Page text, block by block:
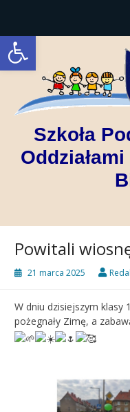
Open toolbar
Szkoła
Powitali
21 marca 2025
W dniu dzisiejszym klasy
pożegnały Zimę, a